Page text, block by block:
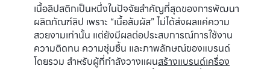
เนื้อลิปสติกเป็นหนึ่งในปัจจัยสำคัญที่สุดของการพัฒนา
ผลิตภัณฑ์ลิป เพราะ “เนื้อสัมผัส” ไม่ได้ส่งผลแค่ความ
สวยงามเท่านั้น แต่ยังมีผลต่อประสบการณ์การใช้งาน
ความติดทน ความชุ่มชื้น และภาพลักษณ์ของแบรนด์
โดยรวม สำหรับผู้ที่กำลังวางแผนสร้างแบรนด์เครื่อง